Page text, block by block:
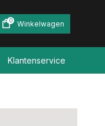
0 Winkelwagen
Klantenservice